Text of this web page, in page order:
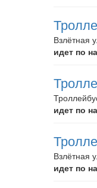
Взлётная
идет по
идет по
Взлётная
идет по